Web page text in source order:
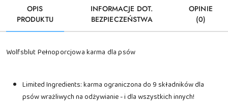
OPIS
PRODUKTU
INFORMACJE DOT.
BEZPIECZEŃSTWA
OPINIE
(0)
Wolfsblut Pełnoporcjowa karma dla psów
Limited Ingredients: karma ograniczona do 9 składników dla
psów wrażliwych na odżywianie - i dla wszystkich innych!